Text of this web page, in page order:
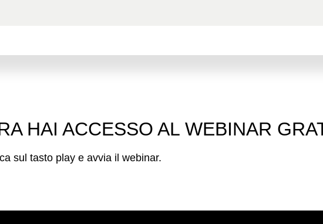
HAI ACCESSO AL WEBINAR
sul tasto play e avvia il webinar.